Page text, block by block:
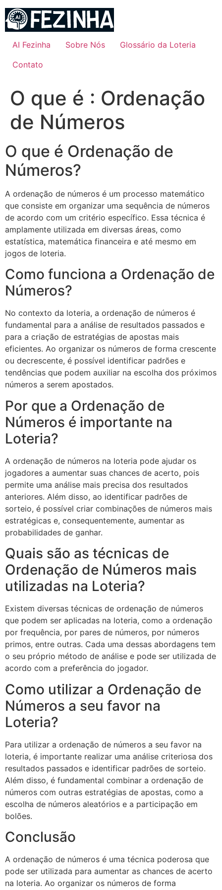
para
conteúdo
AI Fezinha Sobre Nós
Glossário da Loteria
Contato
O que é : Ordenação
de Números
O que é Ordenação de
Números?
A ordenação de números é um processo matemático
que consiste em organizar uma sequência de números
de acordo com um critério específico. Essa técnica é
amplamente utilizada em diversas áreas, como
estatística, matemática financeira e até mesmo em
jogos de loteria.
Como funciona a Ordenação de
Números?
No contexto da loteria, a ordenação de números é
fundamental para a análise de resultados passados e
para a criação de estratégias de apostas mais
eficientes. Ao organizar os números de forma crescente
ou decrescente, é possível identificar padrões e
tendências que podem auxiliar na escolha dos próximos
números a serem apostados.
Por que a Ordenação de
Números é importante na
Loteria?
A ordenação de números na loteria pode ajudar os
jogadores a aumentar suas chances de acerto, pois
permite uma análise mais precisa dos resultados
anteriores. Além disso, ao identificar padrões de
sorteio, é possível criar combinações de números mais
estratégicas e, consequentemente, aumentar as
probabilidades de ganhar.
Quais são as técnicas de
Ordenação de Números mais
utilizadas na Loteria?
Existem diversas técnicas de ordenação de números
que podem ser aplicadas na loteria, como a ordenação
por frequência, por pares de números, por números
primos, entre outras. Cada uma dessas abordagens tem
o seu próprio método de análise e pode ser utilizada de
acordo com a preferência do jogador.
Como utilizar a Ordenação de
Números a seu favor na
Loteria?
Para utilizar a ordenação de números a seu favor na
loteria, é importante realizar uma análise criteriosa dos
resultados passados e identificar padrões de sorteio.
Além disso, é fundamental combinar a ordenação de
números com outras estratégias de apostas, como a
escolha de números aleatórios e a participação em
bolões.
Conclusão
A ordenação de números é uma técnica poderosa que
pode ser utilizada para aumentar as chances de acerto
na loteria. Ao organizar os números de forma